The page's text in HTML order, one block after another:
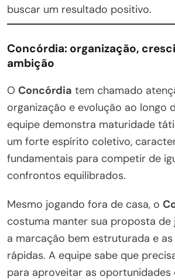
buscar um resultado positivo.
Concórdia: organização,
ambição
O Concórdia tem chamado
organização e evolução ao longo
equipe demonstra maturidade
um forte espírito coletivo,
fundamentais para competir de
confrontos equilibrados.
Mesmo jogando fora de casa, o
costuma manter sua proposta de
a marcação bem estruturada e
rápidas. A equipe sabe que
para aproveitar as oportunidades